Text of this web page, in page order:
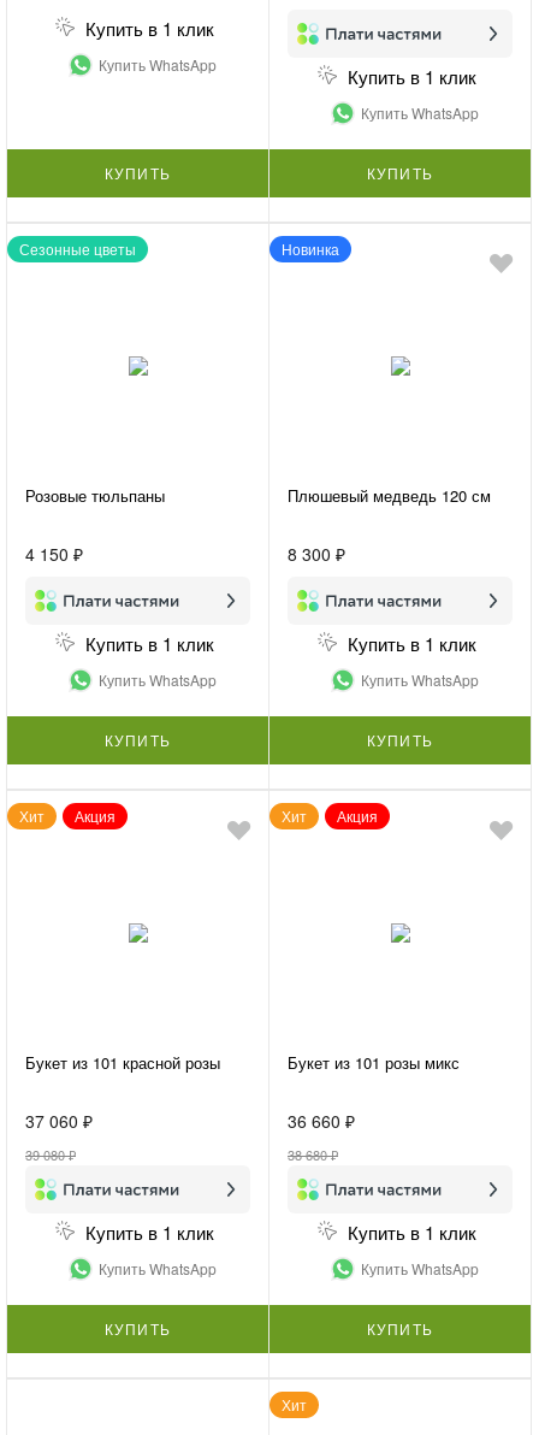
Купить в 1 клик
Купить WhatsApp
КУПИТЬ
Купить в 1 клик
Купить WhatsApp
КУПИТЬ
Сезонные цветы
Розовые тюльпаны
4 150 ₽
Купить в 1 клик
Купить WhatsApp
КУПИТЬ
Новинка
Плюшевый медведь 120 см
8 300 ₽
Купить в 1 клик
Купить WhatsApp
КУПИТЬ
Хит Акция
Букет из 101 красной розы
37 060 ₽
39 080 ₽
Купить в 1 клик
Купить WhatsApp
КУПИТЬ
Хит Акция
Букет из 101 розы микс
36 660 ₽
38 680 ₽
Купить в 1 клик
Купить WhatsApp
КУПИТЬ
Хит